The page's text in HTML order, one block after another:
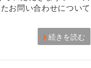
お問い合わせについて
続きを読む